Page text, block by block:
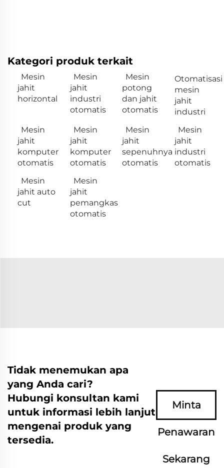
Kategori produk terkait
Mesin
jahit
horizontal
Mesin
jahit
industri
otomatis
Mesin
potong
dan jahit
otomatis
Otomatisasi
mesin
jahit
industri
Mesin
jahit
komputer
otomatis
Mesin
jahit
komputer
otomatis
Mesin
jahit
sepenuhnya
otomatis
Mesin
jahit
industri
otomatis
Mesin
jahit auto
cut
Mesin
jahit
pemangkas
otomatis
Tidak menemukan apa
yang Anda cari?
Hubungi konsultan kami
untuk informasi lebih lanjut
mengenai produk yang
tersedia.
Minta
Penawaran
Sekarang